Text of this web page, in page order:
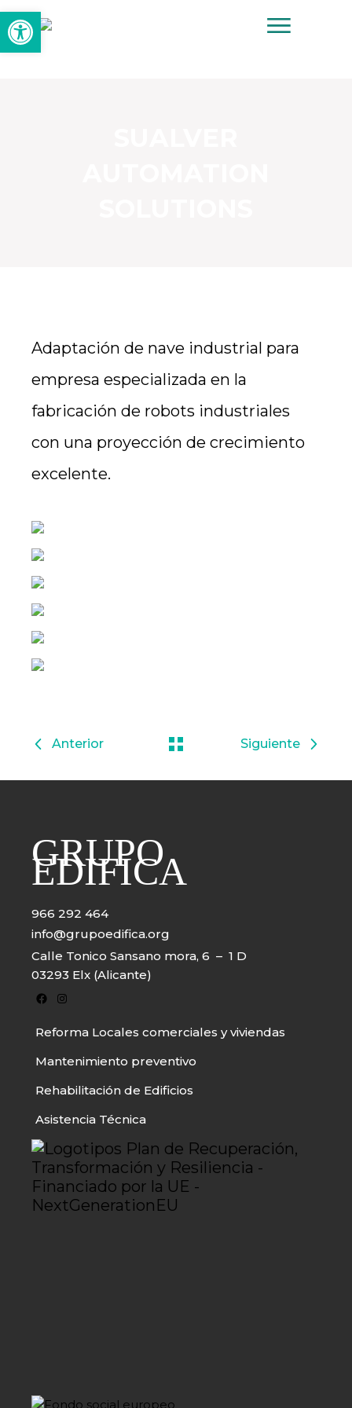
Adaptación de nave industrial para
empresa especializada en la
fabricación de robots industriales
con una proyección de crecimiento
excelente.
Siguiente
GRUPO
EDIFICA
966 292 464
info@grupoedifica.org
Calle Tonico Sansano mora, 6 – 1 D
03293 Elx (Alicante)
Reforma Locales comerciales y viviendas
Mantenimiento preventivo
Rehabilitación de Edificios
Asistencia Técnica
Abrir barra de